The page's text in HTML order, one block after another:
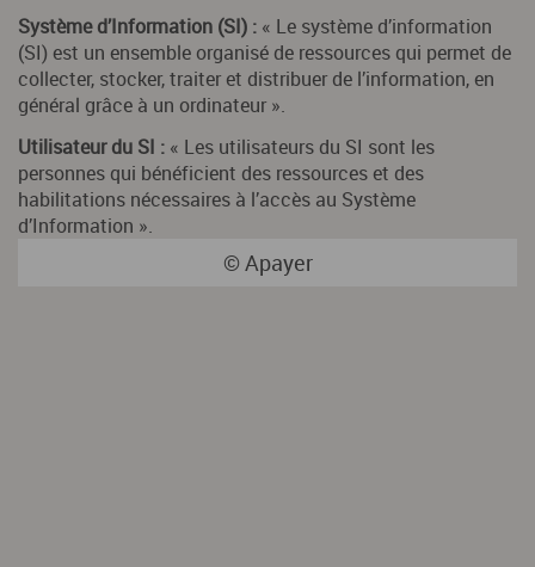
Système d’Information (SI) : « Le système d’information
(SI) est un ensemble organisé de ressources qui permet de
collecter, stocker, traiter et distribuer de l’information, en
général grâce à un ordinateur ».
Utilisateur du SI : « Les utilisateurs du SI sont les
personnes qui bénéficient des ressources et des
habilitations nécessaires à l’accès au Système
d’Information ».
©Apayer